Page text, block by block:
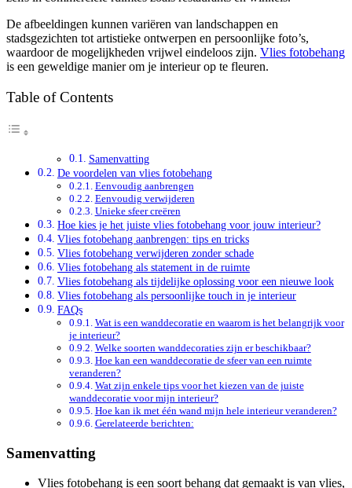
De afbeeldingen kunnen variëren van landschappen en
stadsgezichten tot artistieke ontwerpen en persoonlijke foto’s,
waardoor de mogelijkheden vrijwel eindeloos zijn. Vlies fotobehang
is een geweldige manier om je interieur op te fleuren.
Table of Contents
Samenvatting
De voordelen van vlies fotobehang
Eenvoudig aanbrengen
Eenvoudig verwijderen
Unieke sfeer creëren
Hoe kies je het juiste vlies fotobehang voor jouw interieur?
Vlies fotobehang aanbrengen: tips en tricks
Vlies fotobehang verwijderen zonder schade
Vlies fotobehang als statement in de ruimte
Vlies fotobehang als tijdelijke oplossing voor een nieuwe look
Vlies fotobehang als persoonlijke touch in je interieur
FAQs
Wat is een wanddecoratie en waarom is het belangrijk voor
je interieur?
Welke soorten wanddecoraties zijn er beschikbaar?
Hoe kan een wanddecoratie de sfeer van een ruimte
veranderen?
Wat zijn enkele tips voor het kiezen van de juiste
wanddecoratie voor mijn interieur?
Hoe kan ik met één wand mijn hele interieur veranderen?
Gerelateerde berichten:
Samenvatting
Vlies fotobehang is een soort behang dat gemaakt is van vlies,